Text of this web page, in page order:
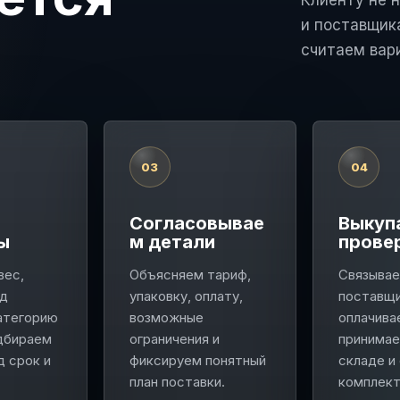
и
считаем
срок и
03
Согласовывае
м детали
Объясняем тариф,
упаковку, оплату,
возможные
ограничения и
фиксируем понятный
план поставки.
04
складе